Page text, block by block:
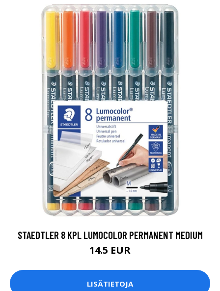
STAEDTLER 8 KPL LUMOCOLOR PERMANENT MEDIUM
14.5 EUR
LISÄTIETOJA